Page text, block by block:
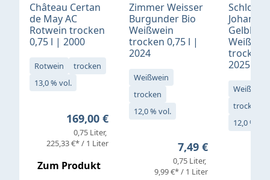
Château Certan
de May AC
Rotwein trocken
0,75 l | 2000
Rotwein
trocken
13,0 % vol.
Regulärer Preis:
169,00 €
0,75 Liter
225,33 €* / 1 Liter
Zum Produkt
Zimmer Weisser
Burgunder Bio
Weißwein
trocken 0,75 l |
2024
Weißwein
trocken
12,0 % vol.
Regulärer Preis:
7,49 €
0,75 Liter
9,99 €* / 1 Liter
Schloß
Gelblack
trocken
2025
Weißwein
trocken
12,0 % vol.